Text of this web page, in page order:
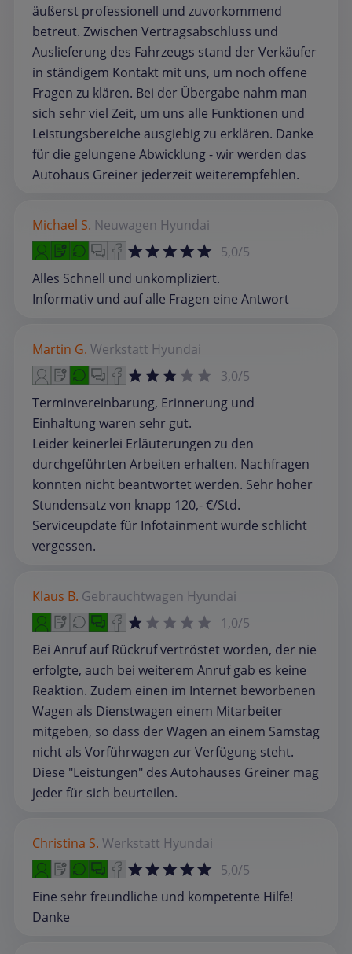
äußerst professionell und zuvorkommend
betreut. Zwischen Vertragsabschluss und
Auslieferung des Fahrzeugs stand der Verkäufer
in ständigem Kontakt mit uns, um noch offene
Fragen zu klären. Bei der Übergabe nahm man
sich sehr viel Zeit, um uns alle Funktionen und
Leistungsbereiche ausgiebig zu erklären. Danke
für die gelungene Abwicklung - wir werden das
Autohaus Greiner jederzeit weiterempfehlen.
Michael S. Neuwagen Hyundai
5,0/5
Alles Schnell und unkompliziert.
Informativ und auf alle Fragen eine Antwort
Martin G. Werkstatt Hyundai
3,0/5
Terminvereinbarung, Erinnerung und
Einhaltung waren sehr gut.
Leider keinerlei Erläuterungen zu den
durchgeführten Arbeiten erhalten. Nachfragen
konnten nicht beantwortet werden. Sehr hoher
Stundensatz von knapp 120,- €/Std.
Serviceupdate für Infotainment wurde schlicht
vergessen.
Klaus B. Gebrauchtwagen Hyundai
1,0/5
Bei Anruf auf Rückruf vertröstet worden, der nie
erfolgte, auch bei weiterem Anruf gab es keine
Reaktion. Zudem einen im Internet beworbenen
Wagen als Dienstwagen einem Mitarbeiter
mitgeben, so dass der Wagen an einem Samstag
nicht als Vorführwagen zur Verfügung steht.
Diese "Leistungen" des Autohauses Greiner mag
jeder für sich beurteilen.
Christina S. Werkstatt Hyundai
5,0/5
Eine sehr freundliche und kompetente Hilfe!
Danke